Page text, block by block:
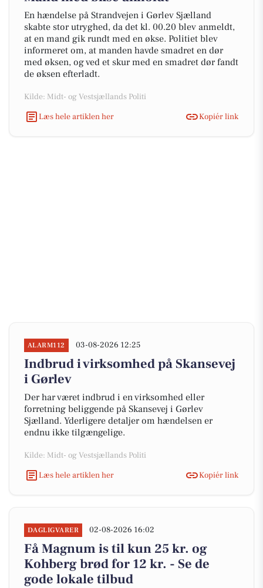
En hændelse på Strandvejen i Gørlev Sjælland
skabte stor utryghed, da det kl. 00.20 blev anmeldt,
at en mand gik rundt med en økse. Politiet blev
informeret om, at manden havde smadret en dør
med øksen, og ved et skur med en smadret dør fandt
de øksen efterladt.
Kilde: Midt- og Vestsjællands Politi
Læs hele artiklen her
Kopiér link
ALARM112 03-08-2026 12:25
Indbrud i virksomhed på Skansevej
i Gørlev
Der har været indbrud i en virksomhed eller
forretning beliggende på Skansevej i Gørlev
Sjælland. Yderligere detaljer om hændelsen er
endnu ikke tilgængelige.
Kilde: Midt- og Vestsjællands Politi
Læs hele artiklen her
Kopiér link
DAGLIGVARER 02-08-2026 16:02
Få Magnum is til kun 25 kr. og
Kohberg brød for 12 kr. - Se de
gode lokale tilbud